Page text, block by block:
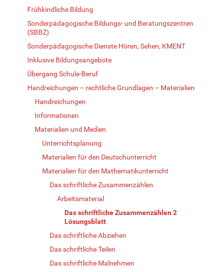
Frühkindliche Bildung
Sonderpädagogische Bildungs- und Beratungszentren
(SBBZ)
Sonderpädagogische Dienste Hören, Sehen, KMENT
Inklusive Bildungsangebote
Übergang Schule-Beruf
Handreichungen – rechtliche Grundlagen – Materialien
Handreichungen
Informationen
Materialien und Medien
Unterrichtsplanung
Materialien für den Deutschunterricht
Materialien für den Mathematikunterricht
Das schriftliche Zusammenzählen
Arbeitsmaterial
Das schriftliche Zusammenzählen 2
Lösungsblatt
Das schriftliche Abziehen
Das schriftliche Teilen
Das schriftliche Malnehmen